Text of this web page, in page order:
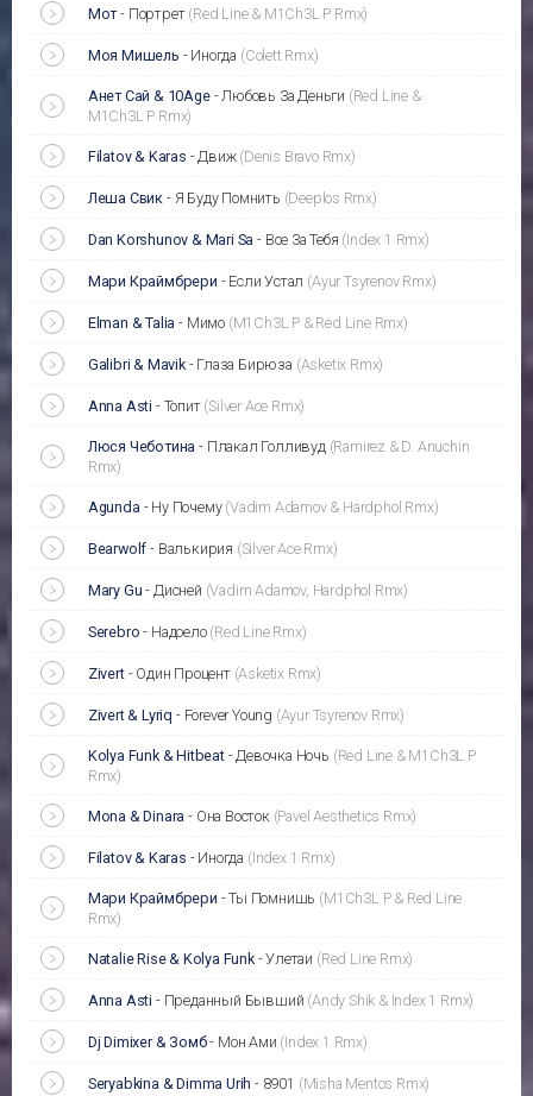
Мот- Портрет (Red Line & M1Ch3L P Rmx)
Моя Мишель - Иногда (Colett Rmx)
Анет Сай & 10Age-Любовь За Деньги (Red Line &
M1Ch3L P Rmx)
Filatov & Karas -Движ (Denis Bravo Rmx)
Леша Свик - Я Буду Помнить (Deeplos Rmx)
Dan Korshunov & Mari Sa - Все За Тебя (Index 1 Rmx)
Мари Краймбрери - Если Устал (Ayur Tsyrenov Rmx)
Elman & Talia - Мимо (M1Ch3L P & Red Line Rmx)
Galibri & Mavik- Глаза Бирюза (Asketix Rmx)
Anna Asti - Топит (Silver Ace Rmx)
Люся Чеботина - Плакал Голливуд (Ramirez & D. Anuchin
Rmx)
Agunda - Ну Почему (Vadim Adamov & Hardphol Rmx)
Bearwolf - Валькирия (Silver Ace Rmx)
Mary Gu - Дисней (Vadim Adamov, Hardphol Rmx)
Serebro - Надоело (Red Line Rmx)
Zivert- Один Процент (Asketix Rmx)
Zivert & Lyriq - Forever Young (Ayur Tsyrenov Rmx)
Kolya Funk & Hitbeat-Девочка Ночь (Red Line & M1Ch3L P
Rmx)
Mona & Dinara - Она Восток (Pavel Aesthetics Rmx)
Filatov & Karas - Иногда (Index 1 Rmx)
Мари Краймбрери -Ты Помнишь (M1Ch3L P & Red Line
Rmx)
Natalie Rise & Kolya Funk-Улетаи (Red Line Rmx)
Anna Asti - Преданный Бывший (Andy Shik & Index 1 Rmx)
Dj Dimixer & Зомб- Мон Ами (Index 1 Rmx)
Seryabkina & Dimma Urih - 8901 (Misha Mentos Rmx)